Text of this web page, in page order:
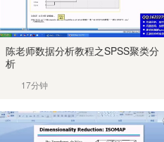
陈老师数据分析教程之SPSS聚类分
析
17分钟